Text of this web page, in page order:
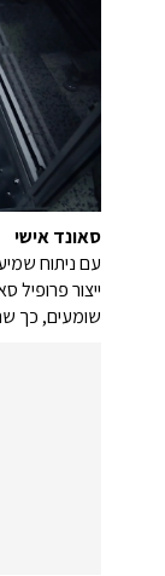
סאונד אישי
ייצור פרופיל
שומעים, כך